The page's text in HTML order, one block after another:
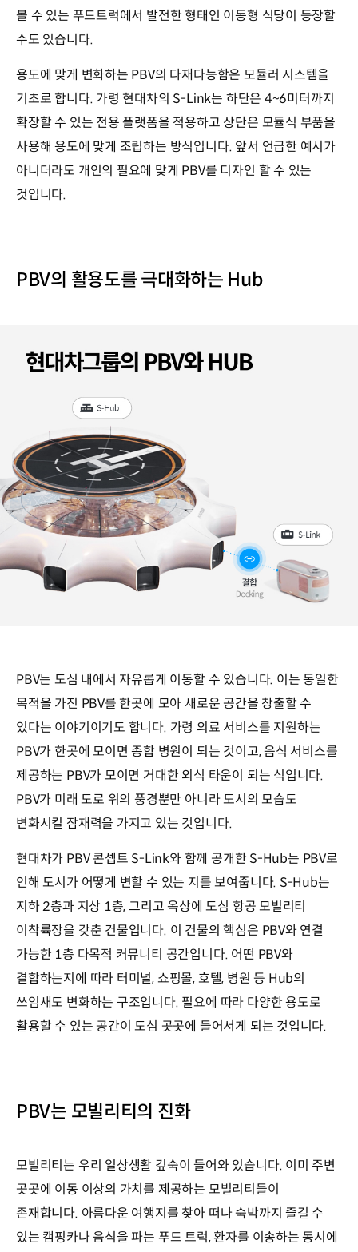
볼 수 있는 푸드트럭에서 발전한 형태인 이동형 식당이 등장할
수도 있습니다.
용도에 맞게 변화하는 PBV의 다재다능함은 모듈러 시스템을
기초로 합니다. 가령 현대차의 S-Link는 하단은 4~6미터까지
확장할 수 있는 전용 플랫폼을 적용하고 상단은 모듈식 부품을
사용해 용도에 맞게 조립하는 방식입니다. 앞서 언급한 예시가
아니더라도 개인의 필요에 맞게 PBV를 디자인 할 수 있는
것입니다.
PBV의 활용도를 극대화하는 Hub
PBV는 도심 내에서 자유롭게 이동할 수 있습니다. 이는 동일한
목적을 가진 PBV를 한곳에 모아 새로운 공간을 창출할 수
있다는 이야기이기도 합니다. 가령 의료 서비스를 지원하는
PBV가 한곳에 모이면 종합 병원이 되는 것이고, 음식 서비스를
제공하는 PBV가 모이면 거대한 외식 타운이 되는 식입니다.
PBV가 미래 도로 위의 풍경뿐만 아니라 도시의 모습도
변화시킬 잠재력을 가지고 있는 것입니다.
현대차가 PBV 콘셉트 S-Link와 함께 공개한 S-Hub는 PBV로
인해 도시가 어떻게 변할 수 있는 지를 보여줍니다. S-Hub는
지하 2층과 지상 1층, 그리고 옥상에 도심 항공 모빌리티
이착륙장을 갖춘 건물입니다. 이 건물의 핵심은 PBV와 연결
가능한 1층 다목적 커뮤니티 공간입니다. 어떤 PBV와
결합하는지에 따라 터미널, 쇼핑몰, 호텔, 병원 등 Hub의
쓰임새도 변화하는 구조입니다. 필요에 따라 다양한 용도로
활용할 수 있는 공간이 도심 곳곳에 들어서게 되는 것입니다.
PBV는 모빌리티의 진화
모빌리티는 우리 일상생활 깊숙이 들어와 있습니다. 이미 주변
곳곳에 이동 이상의 가치를 제공하는 모빌리티들이
존재합니다. 아름다운 여행지를 찾아 떠나 숙박까지 즐길 수
있는 캠핑카나 음식을 파는 푸드 트럭, 환자를 이송하는 동시에